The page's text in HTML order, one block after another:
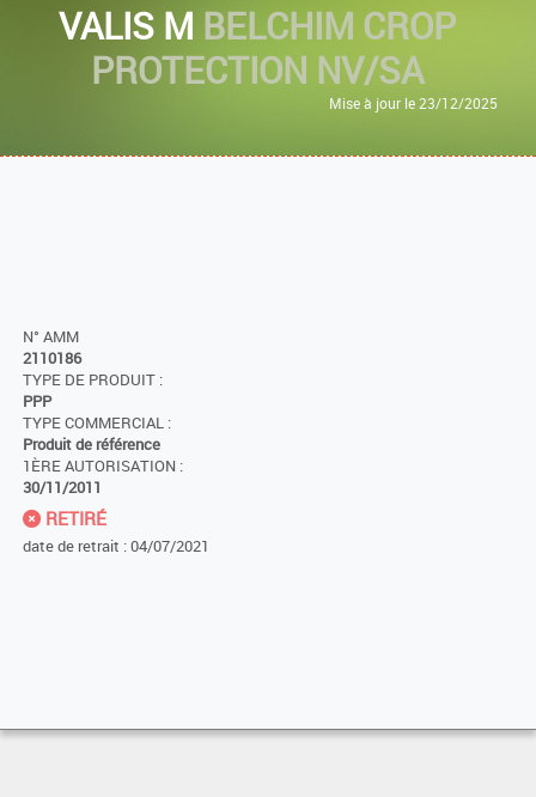
VALIS M BELCHIM CROP
PROTECTION NV/SA
Mise à jour le 23/12/2025
N° AMM
2110186
TYPE DE PRODUIT :
PPP
TYPE COMMERCIAL :
Produit de référence
1ÈRE AUTORISATION :
30/11/2011
RETIRÉ
date de retrait : 04/07/2021